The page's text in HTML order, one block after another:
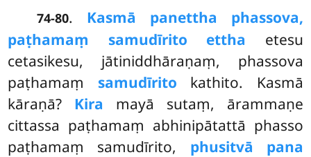
74-80. Kasmā panettha phassova,
paṭhamaṃ samudīrito ettha etesu
cetasikesu, jātiniddhāraṇaṃ, phassova
paṭhamaṃ samudīrito kathito. Kasmā
kāraṇā? Kira mayā sutaṃ, ārammaṇe
cittassa paṭhamaṃ abhinipātattā phasso
paṭhamaṃ samudīrito, phusitvā pana